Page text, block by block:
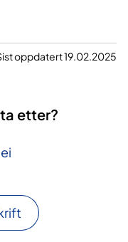
oppdatert 19.02.2025
etter?